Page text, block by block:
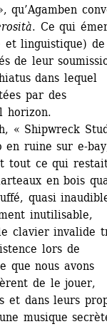
qu’Agamben
. Ce qui
et linguistique) de
de leur
dans lequel
par des
horizon.
« Shipwreck
en ruine sur e-
tout ce qui
en bois
quasi
inutilisable,
clavier invalide
lors de
que nous avons
de le jouer,
et dans leurs
musique